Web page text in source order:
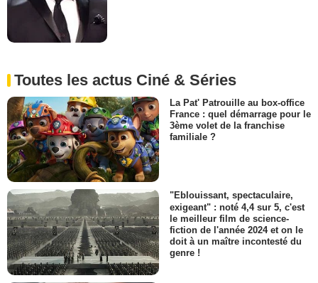
Toutes les actus Ciné & Séries
La Pat' Patrouille au box-office
France : quel démarrage pour le
3ème volet de la franchise
familiale ?
"Eblouissant, spectaculaire,
exigeant" : noté 4,4 sur 5, c'est
le meilleur film de science-
fiction de l'année 2024 et on le
doit à un maître incontesté du
genre !